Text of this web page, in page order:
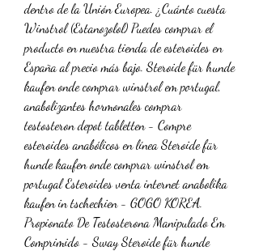
dentro de la Unión Europea. ¿Cuánto cuesta
Winstrol (Estanozolol) Puedes comprar el
producto en nuestra tienda de esteroides en
España al precio más bajo. Steroide für hunde
kaufen onde comprar winstrol em portugal,
anabolizantes hormonales comprar
testosteron depot tabletten - Compre
esteroides anabólicos en línea Steroide für
hunde kaufen onde comprar winstrol em
portugal Esteroides venta internet anabolika
kaufen in tschechien - GOGO KOREA.
Propionato De Testosterona Manipulado Em
Comprimido - Sway Steroide für hunde